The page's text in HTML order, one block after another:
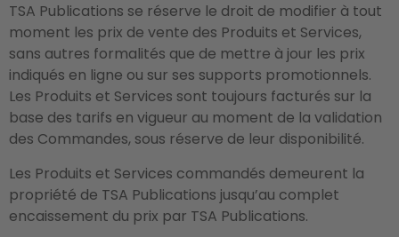
TSA Publications se réserve le droit de modifier à tout
moment les prix de vente des Produits et Services,
sans autres formalités que de mettre à jour les prix
indiqués en ligne ou sur ses supports promotionnels.
Les Produits et Services sont toujours facturés sur la
base des tarifs en vigueur au moment de la validation
des Commandes, sous réserve de leur disponibilité.
Les Produits et Services commandés demeurent la
propriété de TSA Publications jusqu’au complet
encaissement du prix par TSA Publications.